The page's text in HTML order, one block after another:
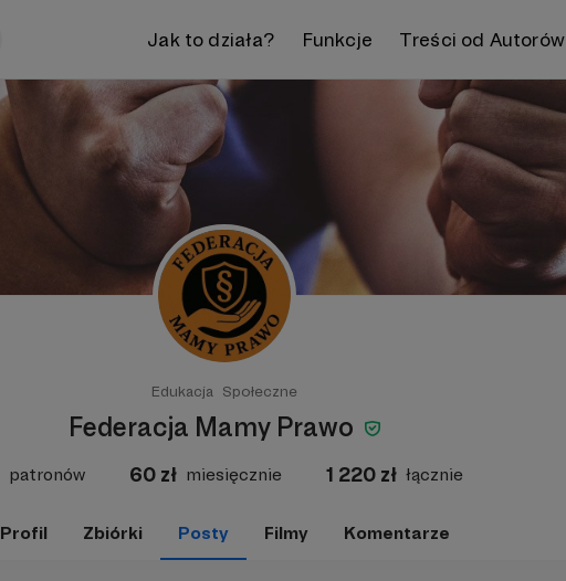
Jak to działa? Funkcje Treści od Autorów
Edukacja Społeczne
Federacja Mamy Prawo
patronów 60 zł miesięcznie 1 220 zł łącznie
Profil Zbiórki Posty Filmy Komentarze